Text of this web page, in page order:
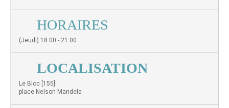
HORAIRES
(Jeudi) 18:00 - 21:00
LOCALISATION
Le Bloc [155]
place Nelson Mandela